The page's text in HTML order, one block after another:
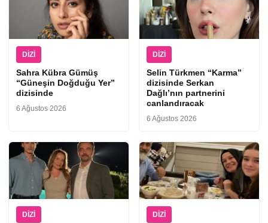
DIZI
Sahra Kübra Gümüş
“Güneşin Doğduğu Yer”
dizisinde
6 Ağustos 2026
DIZI
Selin Türkmen “Karma”
dizisinde Serkan
Dağlı’nın partnerini
canlandıracak
6 Ağustos 2026
DIZI DIZI